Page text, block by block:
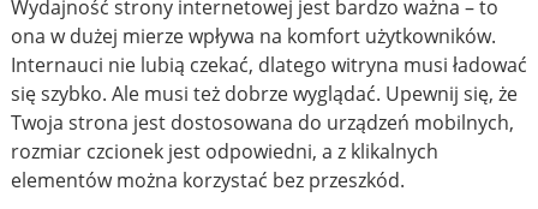
Wydajność strony internetowej jest bardzo ważna – to
ona w dużej mierze wpływa na komfort użytkowników.
Internauci nie lubią czekać, dlatego witryna musi ładować
się szybko. Ale musi też dobrze wyglądać. Upewnij się, że
Twoja strona jest dostosowana do urządzeń mobilnych,
rozmiar czcionek jest odpowiedni, a z klikalnych
elementów można korzystać bez przeszkód.